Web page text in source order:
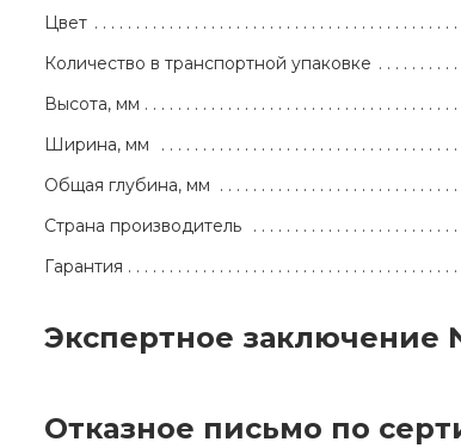
Цвет
Количество в транспортной упаковке
Высота, мм
Ширина, мм
Общая глубина, мм
Страна производитель
Гарантия
Экспертное заключение
Отказное письмо по